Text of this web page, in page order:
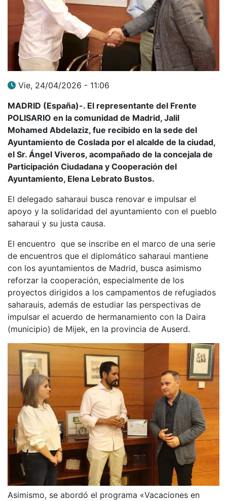
Vie, 24/04/2026 - 11:06
MADRID (España)-. El representante del Frente
POLISARIO en la comunidad de Madrid, Jalil
Mohamed Abdelaziz, fue recibido en la sede del
Ayuntamiento de Coslada por el alcalde de la ciudad,
el Sr. Ángel Viveros, acompañado de la concejala de
Participación Ciudadana y Cooperación del
Ayuntamiento, Elena Lebrato Bustos.
El delegado saharaui busca renovar e impulsar el
apoyo y la solidaridad del ayuntamiento con el pueblo
saharaui y su justa causa.
El encuentro que se inscribe en el marco de una serie
de encuentros que el diplomático saharaui mantiene
con los ayuntamientos de Madrid, busca asimismo
reforzar la cooperación, especialmente de los
proyectos dirigidos a los campamentos de refugiados
saharauis, además de estudiar las perspectivas de
impulsar el acuerdo de hermanamiento con la Daira
(municipio) de Mijek, en la provincia de Auserd.
Asimismo, se abordó el programa «Vacaciones en